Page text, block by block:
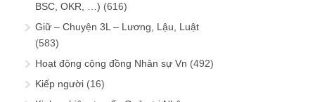
BSC, OKR, …) (616)
Giữ – Chuyện 3L – Lương, Lậu, Luật
(583)
Hoạt động cộng đồng Nhân sự Vn (492)
Kiếp người (16)